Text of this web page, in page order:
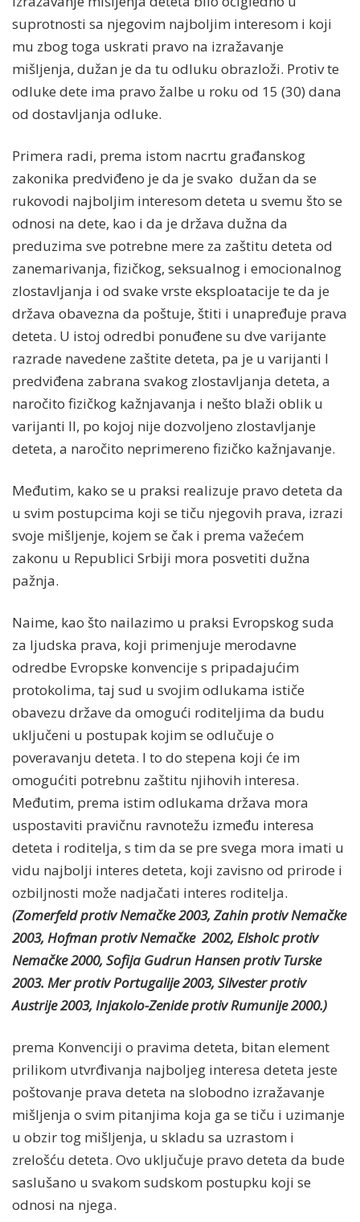
suprotnosti sa njegovim najboljim interesom i koji
mu zbog toga uskrati pravo na izražavanje
mišljenja, dužan je da tu odluku obrazloži. Protiv te
odluke dete ima pravo žalbe u roku od 15 (30) dana
od dostavljanja odluke.
Primera radi, prema istom nacrtu građanskog
zakonika predviđeno je da je svako dužan da se
rukovodi najboljim interesom deteta u svemu što se
odnosi na dete, kao i da je država dužna da
preduzima sve potrebne mere za zaštitu deteta od
zanemarivanja, fizičkog, seksualnog i emocionalnog
zlostavljanja i od svake vrste eksploatacije te da je
država obavezna da poštuje, štiti i unapređuje prava
deteta. U istoj odredbi ponuđene su dve varijante
razrade navedene zaštite deteta, pa je u varijanti I
predviđena zabrana svakog zlostavljanja deteta, a
naročito fizičkog kažnjavanja i nešto blaži oblik u
varijanti II, po kojoj nije dozvoljeno zlostavljanje
deteta, a naročito neprimereno fizičko kažnjavanje.
Međutim, kako se u praksi realizuje pravo deteta da
u svim postupcima koji se tiču njegovih prava, izrazi
svoje mišljenje, kojem se čak i prema važećem
zakonu u Republici Srbiji mora posvetiti dužna
pažnja.
Naime, kao što nailazimo u praksi Evropskog suda
za ljudska prava, koji primenjuje merodavne
odredbe Evropske konvencije s pripadajućim
protokolima, taj sud u svojim odlukama ističe
obavezu države da omogući roditeljima da budu
uključeni u postupak kojim se odlučuje o
poveravanju deteta. I to do stepena koji će im
omogućiti potrebnu zaštitu njihovih interesa.
Međutim, prema istim odlukama država mora
uspostaviti pravičnu ravnotežu između interesa
deteta i roditelja, s tim da se pre svega mora imati u
vidu najbolji interes deteta, koji zavisno od prirode i
ozbiljnosti može nadjačati interes roditelja.
(Zomerfeldprotiv Nemačke2003, Zahinprotiv Nemačke
2003, Hofmanprotiv Nemačke2002, Elsholcprotiv
Nemačke2000, Sofija Gudrun Hansenprotiv Turske
2003. Merprotiv Portugalije2003, Silvesterprotiv
Austrije2003, Injakolo-Zenideprotiv Rumunije2000.)
prema Konvenciji o pravima deteta, bitan element
prilikom utvrđivanja najboljeg interesa deteta jeste
poštovanje prava deteta na slobodno izražavanje
mišljenja o svim pitanjima koja ga se tiču i uzimanje
u obzir tog mišljenja, u skladu sa uzrastom i
zrelošću deteta. Ovo uključuje pravo deteta da bude
saslušano u svakom sudskom postupku koji se
odnosi na njega.